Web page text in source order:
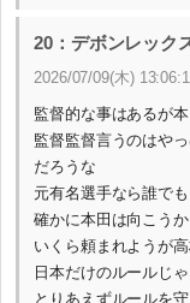
20：デボンレック
2026/07/09(木)
監督的な事はあるが
監督監督言うのはや
だろうな
元有名選手なら誰で
確かに本田は向こう
いくら頼まれようが
日本だけのルールじ
とりあえずルールを